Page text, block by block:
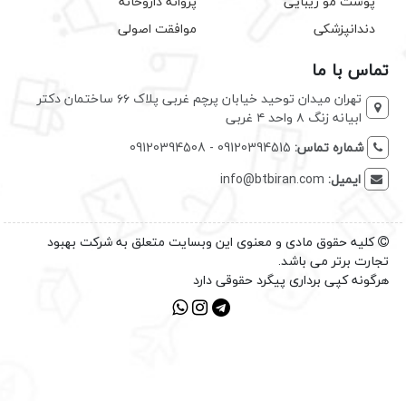
دندانپزشکی
موافقت اصولی
تماس با ما
تهران میدان توحید خیابان پرچم غربی پلاک ۶۶ ساختمان دکتر
ابیانه زنگ ۸ واحد ۴ غربی
شماره تماس: 09120394515 - 09120394508
ایمیل: info@btbiran.com
کلیه حقوق مادی و معنوی این وبسایت متعلق به شرکت بهبود
تجارت برتر می باشد.
هرگونه کپی برداری پیگرد حقوقی دارد